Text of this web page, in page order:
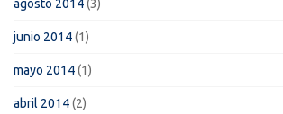
agosto 2014(3)
junio 2014(1)
mayo 2014(1)
abril 2014(2)